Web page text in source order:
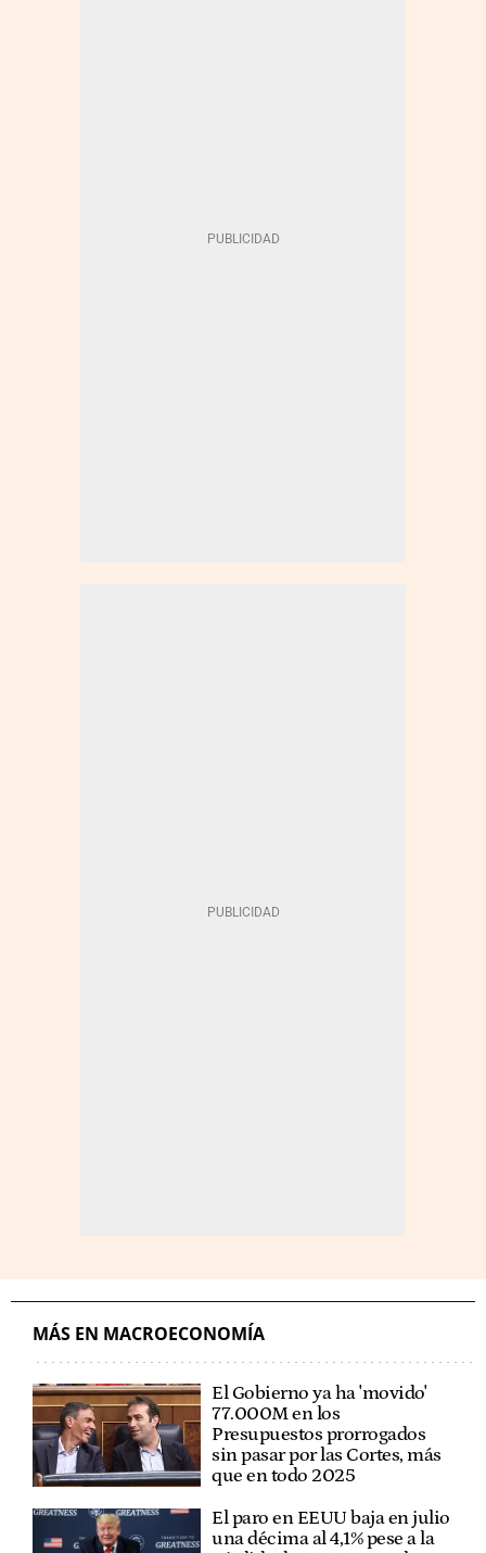
MÁS EN MACROECONOMÍA
El Gobierno ya ha 'movido'
77.000M en los
Presupuestos prorrogados
sin pasar por las Cortes, más
que en todo 2025
El paro en EEUU baja en julio
una décima al 4,1% pese a la